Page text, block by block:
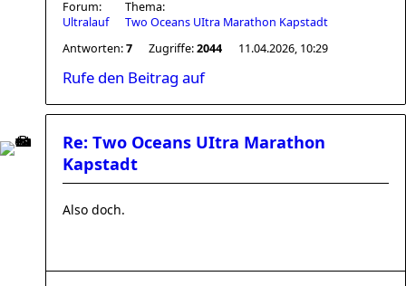
Forum:
Ultralauf
Thema:
Two Oceans UItra Marathon Kapstadt
Antworten:7 Zugriffe:2044 11.04.2026, 10:29
Rufe den Beitrag auf
Re: Two Oceans UItra Marathon
Kapstadt
Also doch.